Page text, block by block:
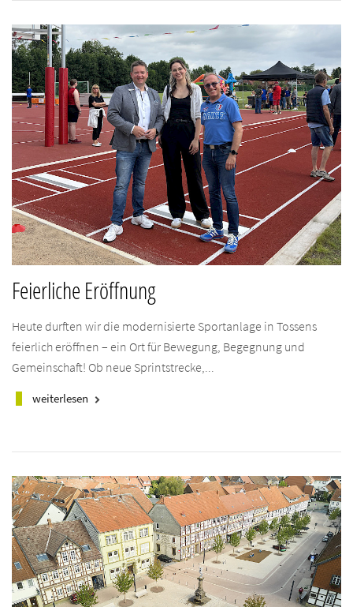
Feierliche Eröffnung
Heute durften wir die modernisierte Sportanlage in Tossens
feierlich eröffnen – ein Ort für Bewegung, Begegnung und
Gemeinschaft! Ob neue Sprintstrecke,...
weiterlesen keyboard_arrow_right